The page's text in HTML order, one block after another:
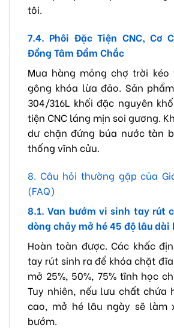
tôi.
7.4. Phôi Đặc Tiện CNC, Cơ
Đồng Tâm Đầm Chắc
Mua hàng mỏng chợ trời
gông khóa lừa đảo. Sản
304/316L khối đặc nguyên
tiện CNC láng mịn soi gương.
dư chặn đứng búa nước tàn
thống vĩnh cửu.
8. Câu hỏi thường gặp của
(FAQ)
8.1. Van bướm vi sinh tay rút
dòng chảy mở hé 45 độ lâu dài
Hoàn toàn được. Các khấc
tay rút sinh ra để khóa chặt
mở 25%, 50%, 75% tĩnh học
Tuy nhiên, nếu lưu chất chứa
cao, mở hé lâu ngày sẽ làm
bướm.